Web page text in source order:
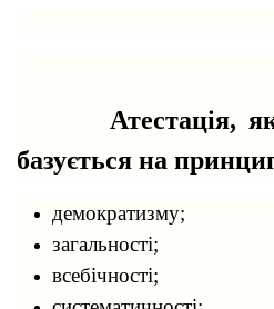
Атестація,
базується на
демократизму;
загальності;
всебічності;